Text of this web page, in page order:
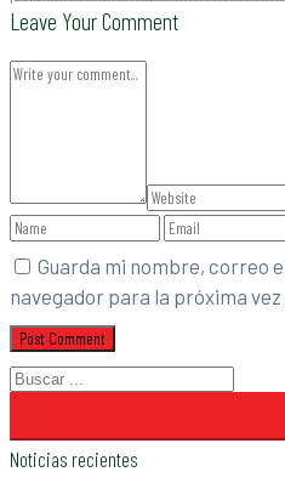
Leave Your Comment
Guarda mi nombre, correo
navegador para la próxima
Noticias recientes